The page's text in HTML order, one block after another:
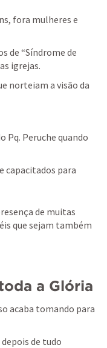
fora mulheres e
de “Síndrome de
igrejas.
norteiam a visão da
Pq. Peruche quando
capacitados para
de muitas
que sejam também
a Glória
acaba tomando para
de tudo